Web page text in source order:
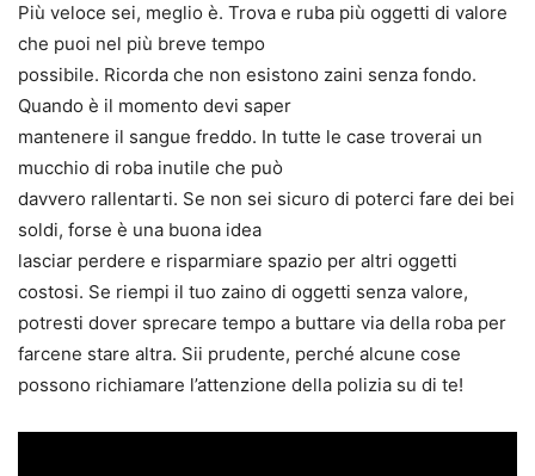
Più veloce sei, meglio è. Trova e ruba più oggetti di valore
che puoi nel più breve tempo
possibile. Ricorda che non esistono zaini senza fondo.
Quando è il momento devi saper
mantenere il sangue freddo. In tutte le case troverai un
mucchio di roba inutile che può
davvero rallentarti. Se non sei sicuro di poterci fare dei bei
soldi, forse è una buona idea
lasciar perdere e risparmiare spazio per altri oggetti
costosi. Se riempi il tuo zaino di oggetti senza valore,
potresti dover sprecare tempo a buttare via della roba per
farcene stare altra. Sii prudente, perché alcune cose
possono richiamare l’attenzione della polizia su di te!